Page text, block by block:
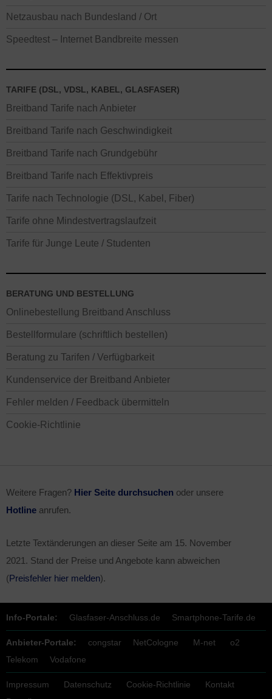
Netzausbau nach Bundesland / Ort
Speedtest – Internet Bandbreite messen
TARIFE (DSL, VDSL, KABEL, GLASFASER)
Breitband Tarife nach Anbieter
Breitband Tarife nach Geschwindigkeit
Breitband Tarife nach Grundgebühr
Breitband Tarife nach Effektivpreis
Tarife nach Technologie (DSL, Kabel, Fiber)
Tarife ohne Mindestvertragslaufzeit
Tarife für Junge Leute / Studenten
BERATUNG UND BESTELLUNG
Onlinebestellung Breitband Anschluss
Bestellformulare (schriftlich bestellen)
Beratung zu Tarifen / Verfügbarkeit
Kundenservice der Breitband Anbieter
Fehler melden / Feedback übermitteln
Cookie-Richtlinie
Weitere Fragen? Hier Seite durchsuchen oder unsere
Hotline anrufen.
Letzte Textänderungen an dieser Seite am 15. November
2021 . Stand der Preise und Angebote kann abweichen
(Preisfehler hier melden).
Info-Portale: Glasfaser-Anschluss.de Smartphone-Tarife.de
Anbieter-Portale: congstar NetCologne M-net
o2
Telekom
Vodafone
Impressum Datenschutz Cookie-Richtlinie
Kontakt